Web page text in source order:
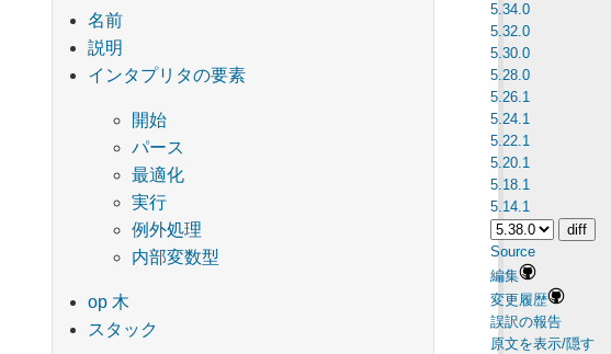
5.34.0
5.32.0
5.30.0
5.28.0
5.26.1
5.24.1
5.22.1
5.20.1
5.18.1
5.14.1
Source
編集
変更履歴
誤訳の報告
原文を表示/隠す
名前
説明
インタプリタの要素
開始
パース
最適化
実行
例外処理
内部変数型
op 木
スタック